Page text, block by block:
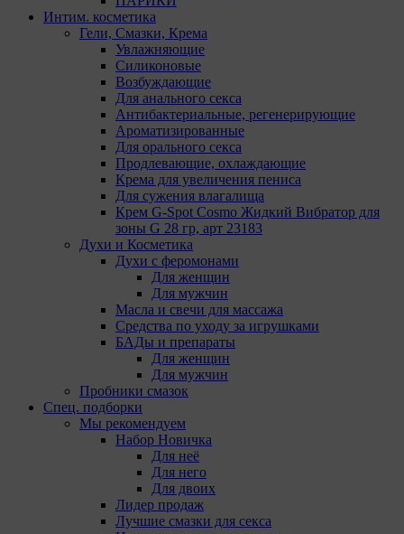
Интим. косметика
Гели, Смазки, Крема
Увлажняющие
Силиконовые
Возбуждающие
Для анального секса
Антибактериальные, регенерирующие
Ароматизированные
Для орального секса
Продлевающие, охлаждающие
Крема для увеличения пениса
Для сужения влагалища
Крем G-Spot Cosmo Жидкий Вибратор для
зоны G 28 гр, арт 23183
Духи и Косметика
Духи с феромонами
Для женщин
Для мужчин
Масла и свечи для массажа
Средства по уходу за игрушками
БАДы и препараты
Для женщин
Для мужчин
Пробники смазок
Спец. подборки
Мы рекомендуем
Набор Новичка
Для неё
Для него
Для двоих
Лидер продаж
Лучшие смазки для секса
Аналитические куки позволяют определять
предпочтения пользователей сайта. Компании,
которым мы поручаем обработку статистических
Яндекс Метрика – сервис веб-аналитики,
предоставляемый ООО «Яндекс». Адрес: г.
Москва, ул. Льва Толстого, д. 16, 119021.
Политика конфиденциальности Яндекс.
Google Analytics – сервис веб-аналитики,
предоставляемый компанией Google, Inc.
Адрес: Google, Google Data Protection Office,
1600 Amphitheatre Pkwy, Mountain View, CA
94043, USA. Политика конфиденциальности
Google.
Matomo — это система веб-аналитики, которая
позволяет следит за доступностью сервисов,
предоставляемых myfin.by. Адрес: ООО «Рэкун
технолоджи», 220069 г. Минск, пр-т
Дзержинского, д.3Б, пом.44.
Pixel Meta- сервис передает данные о действиях
пользователя в рекламный кабинет Meta Ads
Manager. Адрес: Meta Platforms Inc., 1601 Willow
Road ,Menlo Park,CA,94025.
Пиксель VK Рекламы - сервис позволяет
показывать рекламу на площадке VK
пользователям, которые посещали сайт. Адрес:
ООО «ВК», РФ, 125167, г. Москва,
Ленинградский проспект, д. 39, стр. 79, БЦ
«SkyLight».